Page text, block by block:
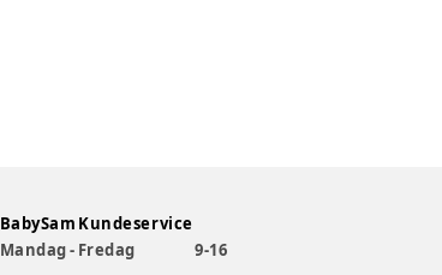
BabySam Kundeservice
Mandag - Fredag
9-16